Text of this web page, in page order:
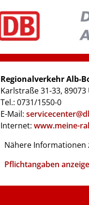
Regionalverkehr Alb-
Karlstraße 31-33, 89073
Tel.: 0731/1550-0
E-Mail:
Internet: www.meine-
Nähere Informationen
Pflichtangaben